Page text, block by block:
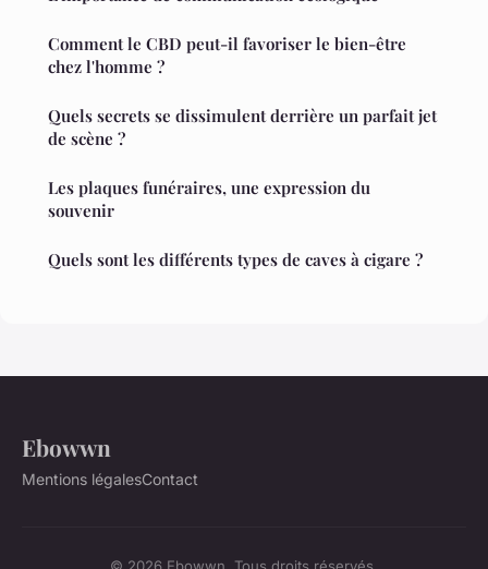
Comment le CBD peut-il favoriser le bien-être
chez l'homme ?
Quels secrets se dissimulent derrière un parfait jet
de scène ?
Les plaques funéraires, une expression du
souvenir
Quels sont les différents types de caves à cigare ?
Ebowwn
Mentions légalesContact
© 2026 Ebowwn. Tous droits réservés.